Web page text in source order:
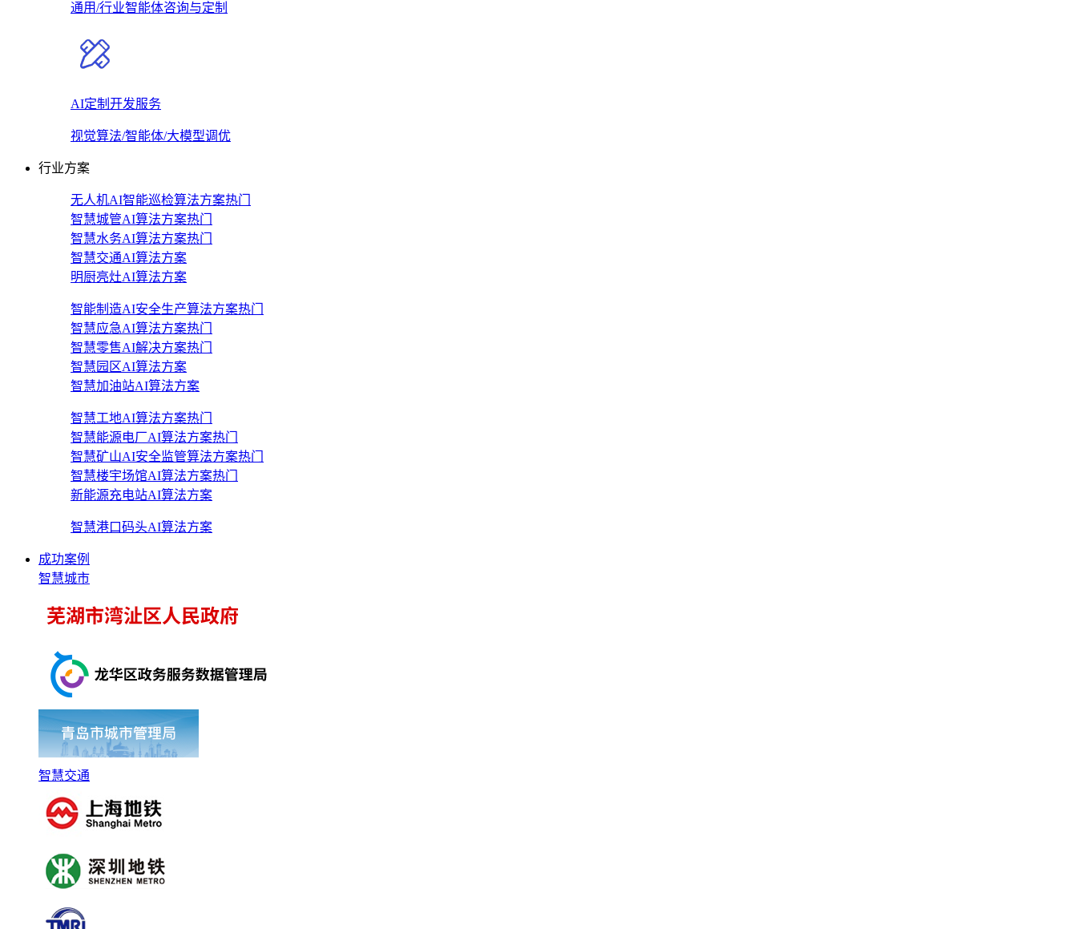
通用/行业智能体咨询与定制
AI定制开发服务
视觉算法/智能体/大模型调优
行业方案
无人机AI智能巡检算法方案热门
智慧城管AI算法方案热门
智慧水务AI算法方案热门
智慧交通AI算法方案
明厨亮灶AI算法方案
智能制造AI安全生产算法方案热门
智慧应急AI算法方案热门
智慧零售AI解决方案热门
智慧园区AI算法方案
智慧加油站AI算法方案
智慧工地AI算法方案热门
智慧能源电厂AI算法方案热门
智慧矿山AI安全监管算法方案热门
智慧楼宇场馆AI算法方案热门
新能源充电站AI算法方案
智慧港口码头AI算法方案
成功案例
智慧城市
智慧交通